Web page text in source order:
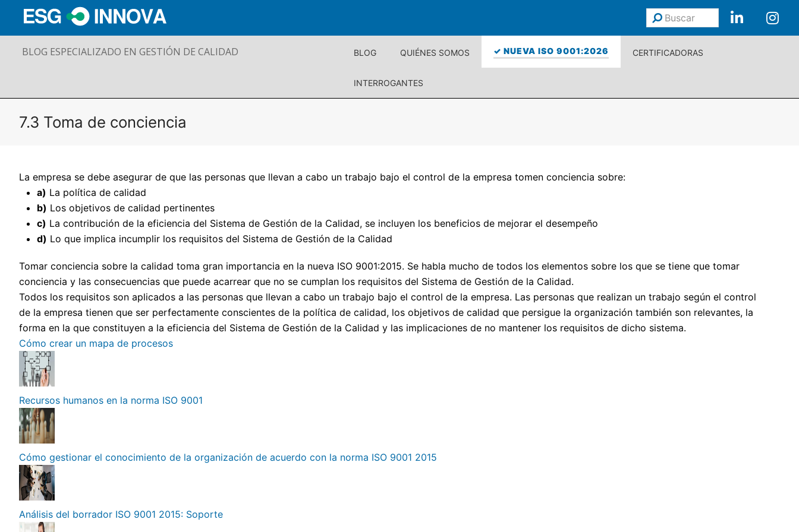
Buscar
BLOG ESPECIALIZADO EN GESTIÓN DE CALIDAD BLOG QUIÉNES SOMOS ✓ NUEVA ISO 9001:2026 CERTIFICADORAS
INTERROGANTES
7.3 Toma de conciencia
La empresa se debe asegurar de que las personas que llevan a cabo un trabajo bajo el control de la empresa tomen conciencia sobre:
a) La política de calidad
b) Los objetivos de calidad pertinentes
c) La contribución de la eficiencia del Sistema de Gestión de la Calidad, se incluyen los beneficios de mejorar el desempeño
d) Lo que implica incumplir los requisitos del Sistema de Gestión de la Calidad
Tomar conciencia sobre la calidad toma gran importancia en la nueva ISO 9001:2015. Se habla mucho de todos los elementos sobre los que se tiene que tomar
conciencia y las consecuencias que puede acarrear que no se cumplan los requisitos del Sistema de Gestión de la Calidad.
Todos los requisitos son aplicados a las personas que llevan a cabo un trabajo bajo el control de la empresa. Las personas que realizan un trabajo según el control
de la empresa tienen que ser perfectamente conscientes de la política de calidad, los objetivos de calidad que persigue la organización también son relevantes, la
forma en la que constituyen a la eficiencia del Sistema de Gestión de la Calidad y las implicaciones de no mantener los requisitos de dicho sistema.
Cómo crear un mapa de procesos
Recursos humanos en la norma ISO 9001
Cómo gestionar el conocimiento de la organización de acuerdo con la norma ISO 9001 2015
Análisis del borrador ISO 9001 2015: Soporte